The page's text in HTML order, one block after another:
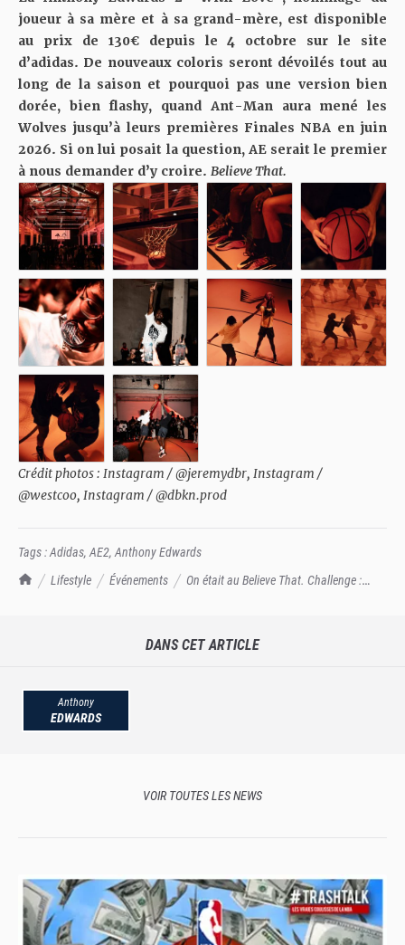
TrashTalk Actu NBA
Lifestyle Événements
On était au Believe That. Challenge :
joueur à sa mère et à sa grand-mère, est disponible
au prix de 130€ depuis le 4 octobre surle site
d’adidas. De nouveaux coloris seront dévoilés tout au
long de la saison et pourquoi pas une version bien
dorée, bien flashy, quand Ant-Man aura mené les
Wolves jusqu’à leurs premières Finales NBA en juin
2026. Si on lui posait la question, AE serait le premier
à nous demander d’y croire. Believe That.
Crédit photos : Instagram / @jeremydbr, Instagram /
@westcoo, Instagram / @dbkn.prod
Tags :Adidas,AE2,Anthony Edwards
DANS CET ARTICLE
Anthony
EDWARDS
VOIR TOUTES LES NEWS